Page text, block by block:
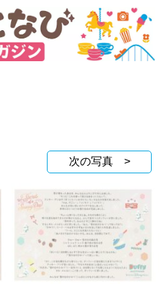
次の写真 >